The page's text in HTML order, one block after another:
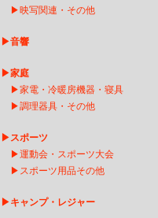
▶映写関連・その他
▶音響
▶家庭
▶家電・冷暖房機器・寝具
▶調理器具・その他
▶スポーツ
▶運動会・スポーツ大会
▶ スポーツ用品その他
▶キャンプ・レジャー